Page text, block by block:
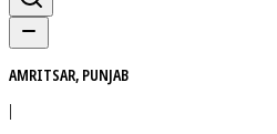
AMRITSAR, PUNJAB
|